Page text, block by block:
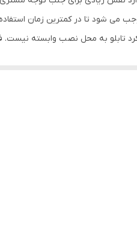
شود تا در کمترین زمان استفاده از
تابلو به محل نصب وابسته